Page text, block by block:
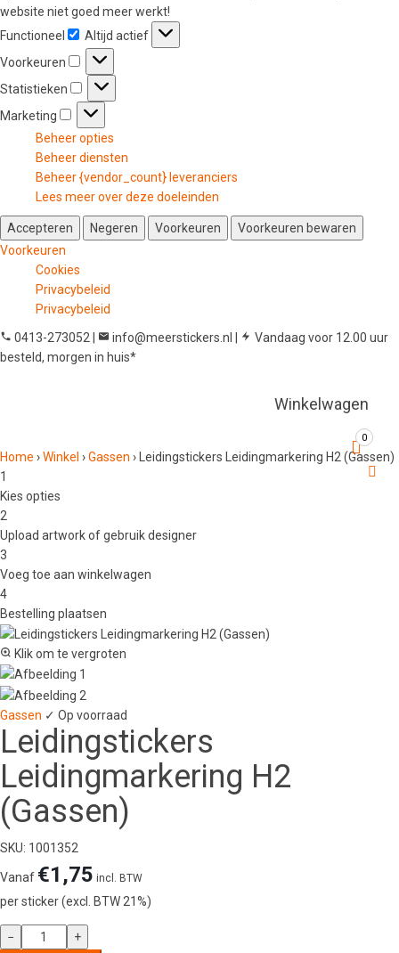
website niet goed meer werkt!
Functioneel
Functioneel
Altijd actief
Voorkeuren
Voorkeuren
Statistieken
Statistieken
Marketing
Marketing
Beheer opties
Beheer diensten
Beheer {vendor_count} leveranciers
Lees meer over deze doeleinden
Accepteren Negeren Voorkeuren
Voorkeuren bewaren
Voorkeuren
Cookies
Privacybeleid
Privacybeleid
0413-273052
info@meerstickers.nl
Vandaag voor 12.00 uur
besteld, morgen in huis*
Winkelwagen
0
Home ›Winkel ›Gassen ›
Leidingstickers Leidingmarkering H2 (Gassen)
1
Kies opties
2
Upload artwork of gebruik designer
3
Voeg toe aan winkelwagen
4
Bestelling plaatsen
Klik om te vergroten
Gassen ✓ Op voorraad
Leidingstickers
Leidingmarkering H2
(Gassen)
SKU: 1001352
Vanaf €1,75 incl. BTW
per sticker (excl. BTW 21%)
Leidingstickers
− +